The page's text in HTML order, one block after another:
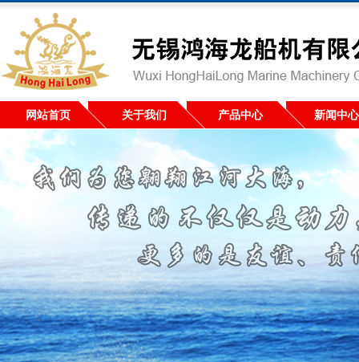
网站首页 关于我们 产品中心 新闻中心